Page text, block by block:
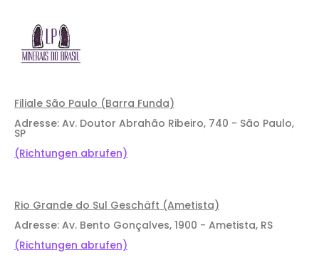
Filiale São Paulo (Barra Funda)
Adresse: Av. Doutor Abrahão Ribeiro, 740 - São Paulo,
SP
(Richtungen abrufen)
Rio Grande do Sul Geschäft (Ametista)
Adresse: Av. Bento Gonçalves, 1900 - Ametista, RS
(Richtungen abrufen)